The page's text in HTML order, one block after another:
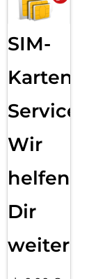
SIM-
Karten
Service:
Wir
helfen
Dir
weiter